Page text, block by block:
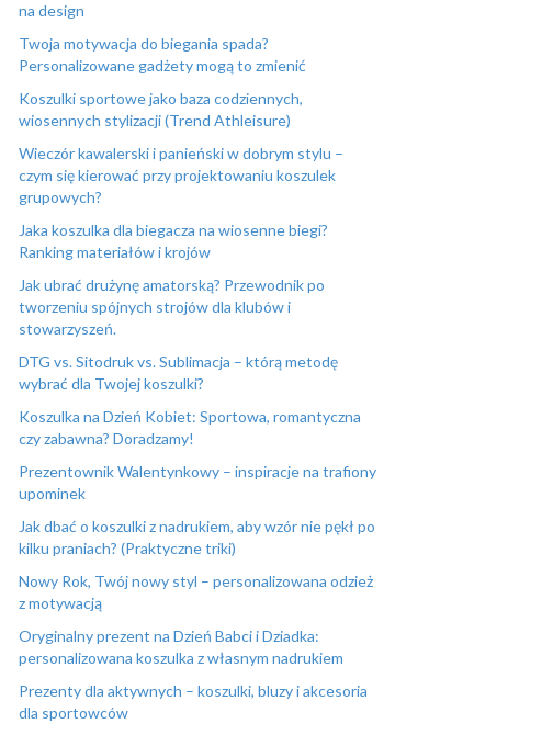
na design
Twoja motywacja do biegania spada?
Personalizowane gadżety mogą to zmienić
Koszulki sportowe jako baza codziennych,
wiosennych stylizacji (Trend Athleisure)
Wieczór kawalerski i panieński w dobrym stylu –
czym się kierować przy projektowaniu koszulek
grupowych?
Jaka koszulka dla biegacza na wiosenne biegi?
Ranking materiałów i krojów
Jak ubrać drużynę amatorską? Przewodnik po
tworzeniu spójnych strojów dla klubów i
stowarzyszeń.
DTG vs. Sitodruk vs. Sublimacja – którą metodę
wybrać dla Twojej koszulki?
Koszulka na Dzień Kobiet: Sportowa, romantyczna
czy zabawna? Doradzamy!
Prezentownik Walentynkowy – inspiracje na trafiony
upominek
Jak dbać o koszulki z nadrukiem, aby wzór nie pękł po
kilku praniach? (Praktyczne triki)
Nowy Rok, Twój nowy styl – personalizowana odzież
z motywacją
Oryginalny prezent na Dzień Babci i Dziadka:
personalizowana koszulka z własnym nadrukiem
Prezenty dla aktywnych – koszulki, bluzy i akcesoria
dla sportowców